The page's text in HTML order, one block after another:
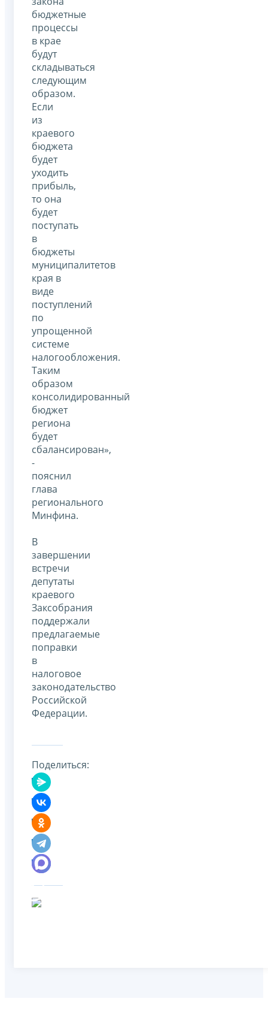
бюджетные
процессы
в крае
будут
складываться
следующим
образом.
Если
из
краевого
бюджета
будет
уходить
прибыль,
то она
будет
поступать
в
бюджеты
муниципалитетов
края в
виде
поступлений
по
упрощенной
системе
налогообложения.
Таким
образом
консолидированный
бюджет
региона
будет
сбалансирован»,
-
пояснил
глава
регионального
Минфина.
В
завершении
встречи
депутаты
краевого
Заксобрания
поддержали
предлагаемые
поправки
в
налоговое
законодательство
Российской
Федерации.
Поделиться: